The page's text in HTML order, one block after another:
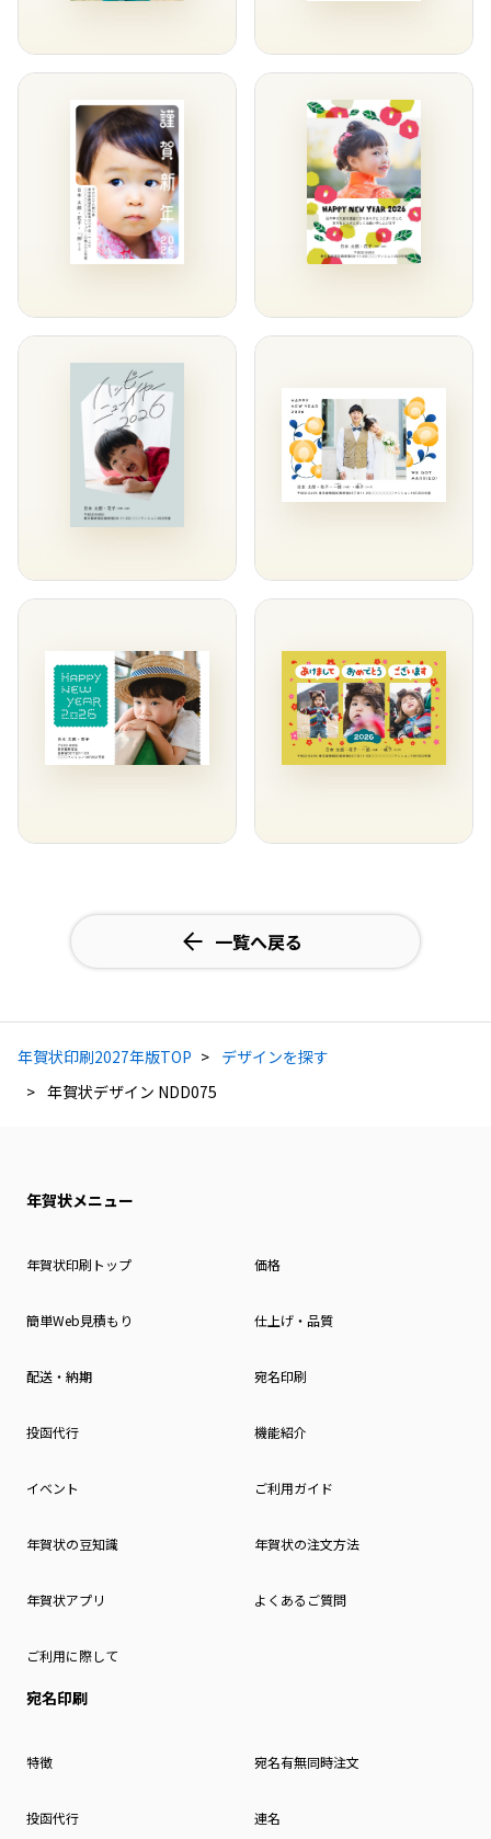
一覧へ戻る
年賀状印刷2027年版TOP
デザインを探す
年賀状デザイン NDD075
年賀状メニュー
年賀状印刷トップ 価格
簡単Web見積もり 仕上げ・品質
配送・納期 宛名印刷
投函代行 機能紹介
イベント ご利用ガイド
年賀状の豆知識 年賀状の注文方法
年賀状アプリ よくあるご質問
ご利用に際して
宛名印刷
特徴 宛名有無同時注文
投函代行 連名